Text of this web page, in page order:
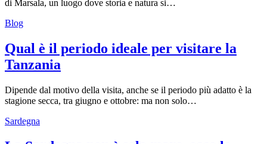
di Marsala, un luogo dove storia e natura si…
Blog
Qual è il periodo ideale per visitare la
Tanzania
Dipende dal motivo della visita, anche se il periodo più adatto è la
stagione secca, tra giugno e ottobre: ma non solo…
Sardegna